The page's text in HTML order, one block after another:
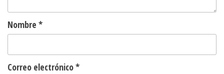
Nombre *
Correo electrónico*